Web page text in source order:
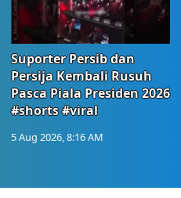
Suporter Persib dan
Persija Kembali Rusuh
Pasca Piala Presiden 2026
#shorts #viral
5 Aug 2026, 8:16 AM